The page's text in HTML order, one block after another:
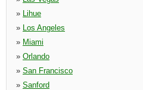
» Lihue
» Los Angeles
» Miami
» Orlando
» San Francisco
» Sanford